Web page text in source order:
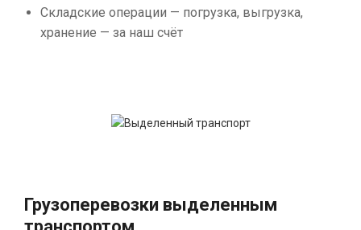
Складские операции — погрузка, выгрузка,
хранение — за наш счёт
Грузоперевозки выделенным